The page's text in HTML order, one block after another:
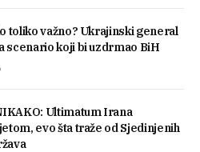
toliko važno? Ukrajinski general
scenario koji bi uzdrmao BiH
Ultimatum Irana
evo šta traže od Sjedinjenih